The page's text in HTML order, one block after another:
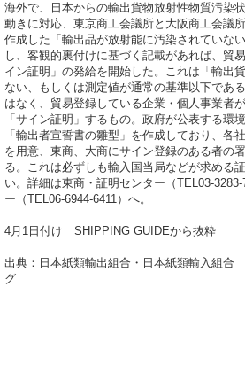
海外で、日本からの輸出貨物放射性物質汚染
動きに対応、東京商工会議所と大阪商工会議
作成した「輸出品が放射能に汚染されていな
し、客観的裏付けに基づく記載があれば、貿
イン証明」の発給を開始した。これは「輸出
ない、もしくは測定値が通常の基準以下であ
はなく、貿易登録している企業・個人事業者
「サイン証明」するもの。政府が公表する環
「輸出者宣誓書の雛型」を作成しており、各
を用意、東商、大商にサイン登録のある者の
る。これは必ずしも輸入国当局などが求める
い。詳細は東商・証明センター（TEL03-
ー（TEL06-6944-6411）へ。
4月1日付け SHIPPING GUIDEから抜粋
出典：日本紙類輸出組合・日本紙類輸入組
グ